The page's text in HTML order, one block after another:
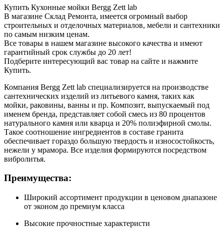
Купить Кухонные мойки Bergg Zett lab
В магазине Склад Ремонта, имеется огромный выбор
строительных и отделочных материалов, мебели и сантехники
по самым низким ценам.
Все товары в нашем магазине высокого качества и имеют
гарантийный срок службы до 20 лет!
Подберите интересующий вас товар на сайте и нажмите
Купить.
Компания Bergg Zett lab специализируется на производстве
сантехнических изделий из литьевого камня, таких как
мойки, раковины, ванны и пр. Композит, выпускаемый под
именем бренда, представляет собой смесь из 80 процентов
натурального камня или кварца и 20% полиэфирной смолы.
Такое соотношение ингредиентов в составе гранита
обеспечивает гораздо большую твердость и износостойкость,
нежели у мрамора. Все изделия формируются посредством
вибролитья.
Преимущества:
Широкий ассортимент продукции в ценовом диапазоне
от эконом до премиум класса
Высокие прочностные характеристи